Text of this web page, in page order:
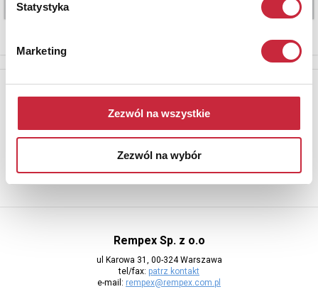
Statystyka
Marketing
Zezwól na wszystkie
Zezwól na wybór
Newsletter
Aby otrzymywać informacje o nowych aukcjach, prosimy podać
Rempex Sp. z o.o
ul Karowa 31, 00-324 Warszawa
tel/fax: patrz kontakt
e-mail: rempex@rempex.com.pl